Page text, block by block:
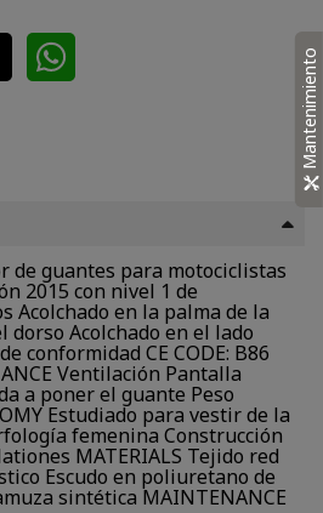
de guantes para motociclistas
2015 con nivel 1 de
Acolchado en la palma de la
dorso Acolchado en el lado
conformidad CE CODE: B86
Ventilación Pantalla
a poner el guante Peso
Estudiado para vestir de la
femenina Construcción
MATERIALS Tejido red
Escudo en poliuretano de
sintética MAINTENANCE
Mantenimiento